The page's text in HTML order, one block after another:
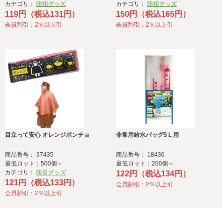
カテゴリ： 防犯グッズ
119円（税込131円）
会員割引：2％以上引
カテゴリ： 防犯グッズ
150円（税込165円）
会員割引：2％以上引
目立って安心 オレンジポンチョ
商品番号： 37435
最低ロット：500個～
カテゴリ： 防災グッズ
121円（税込133円）
会員割引：2％以上引
非常用給水バッグ5Ｌ用
商品番号： 18436
最低ロット：200個～
122円（税込134円）
会員割引：2％以上引